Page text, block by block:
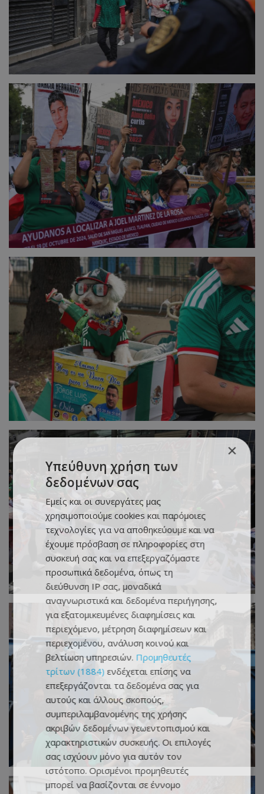
×
Υπεύθυνη χρήση των
δεδομένων σας
Εμείς και οι συνεργάτες μας
χρησιμοποιούμε cookies και παρόμοιες
τεχνολογίες για να αποθηκεύουμε και να
έχουμε πρόσβαση σε πληροφορίες στη
συσκευή σας και να επεξεργαζόμαστε
προσωπικά δεδομένα, όπως τη
διεύθυνση IP σας, μοναδικά
αναγνωριστικά και δεδομένα περιήγησης,
για εξατομικευμένες διαφημίσεις και
περιεχόμενο, μέτρηση διαφημίσεων και
περιεχομένου, ανάλυση κοινού και
βελτίωση υπηρεσιών. Προμηθευτές
τρίτων (1884) ενδέχεται επίσης να
επεξεργάζονται τα δεδομένα σας για
αυτούς και άλλους σκοπούς,
συμπεριλαμβανομένης της χρήσης
ακριβών δεδομένων γεωεντοπισμού και
χαρακτηριστικών συσκευής. Οι επιλογές
σας ισχύουν μόνο για αυτόν τον
ιστότοπο. Ορισμένοι προμηθευτές
μπορεί να βασίζονται σε έννομο